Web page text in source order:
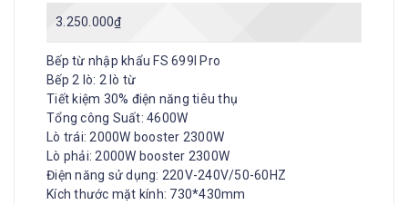
3.250.000₫
Bếp từ nhập khẩu FS 699I Pro
Bếp 2 lò: 2 lò từ
Tiết kiệm 30% điện năng tiêu thụ
Tổng công Suất: 4600W
Lò trái: 2000W booster 2300W
Lò phải: 2000W booster 2300W
Điện năng sử dụng: 220V-240V/50-60HZ
Kích thước mặt kính: 730*430mm